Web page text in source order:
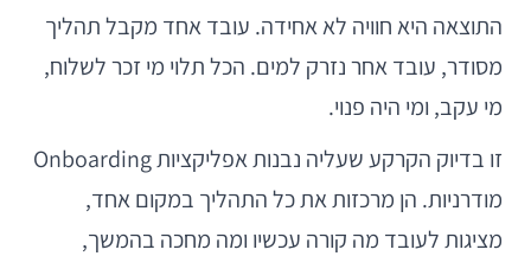
התוצאה היא חוויה לא אחידה. עובד אחד מקבל תהליך
מסודר, עובד אחר נזרק למים. הכל תלוי מי זכר לשלוח,
מי עקב, ומי היה פנוי.
זו בדיוק הקרקע שעליה נבנות אפליקציות Onboarding
מודרניות. הן מרכזות את כל התהליך במקום אחד,
מציגות לעובד מה קורה עכשיו ומה מחכה בהמשך,